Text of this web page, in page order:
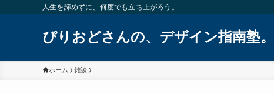
人生を諦めずに、何度でも立ち上がろう。
ぴりおどさんの、デザイン指南塾。
ホーム 雑談